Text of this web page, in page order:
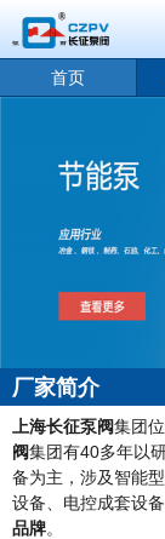
首页
厂家简介
上海长征泵阀集团
阀集团有40多年以
备为主，涉及智能
设备、电控成套设
品牌。